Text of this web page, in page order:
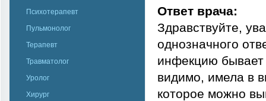
Психотерапевт
Пульмонолог
Терапевт
Травматолог
Уролог
Хирург
Ответ врача:
Здравствуйте,
однозначного
инфекцию бывает
видимо, имела в
которое можно